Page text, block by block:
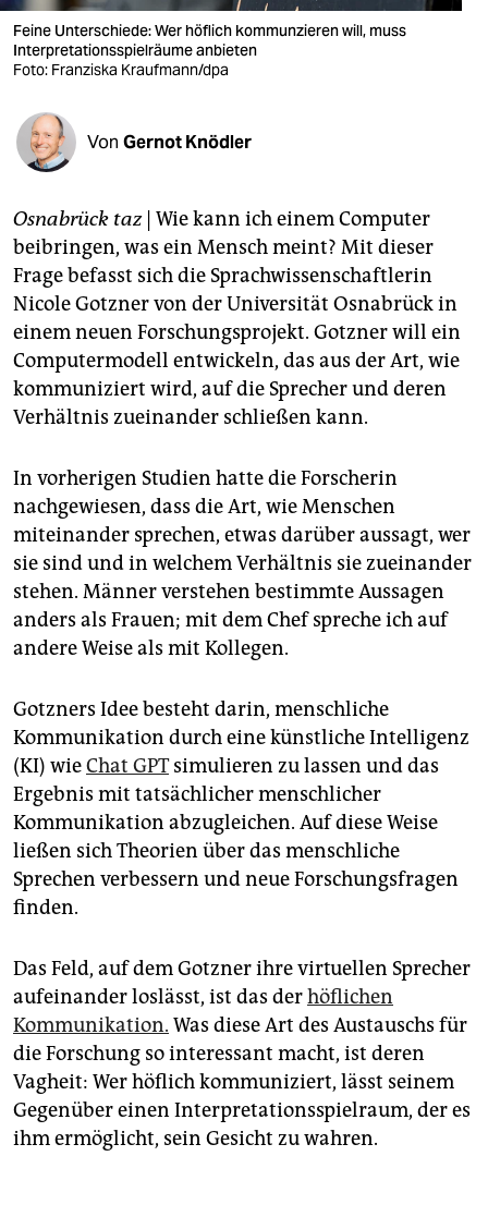
verlag
veranstaltungen
fragen & hilfe
abo
genossenschaft
epaper login
Feine Unterschiede: Wer höflich kommunzieren will, muss
Interpretationsspielräume anbieten
Foto: Franziska Kraufmann/dpa
Von Gernot Knödler
Osnabrück taz| Wie kann ich einem Computer
beibringen, was ein Mensch meint? Mit dieser
Frage befasst sich die Sprachwissenschaftlerin
Nicole Gotzner von der Universität Osnabrück in
einem neuen Forschungsprojekt. Gotzner will ein
Computermodell entwickeln, das aus der Art, wie
kommuniziert wird, auf die Sprecher und deren
Verhältnis zueinander schließen kann.
In vorherigen Studien hatte die Forscherin
nachgewiesen, dass die Art, wie Menschen
miteinander sprechen, etwas darüber aussagt, wer
sie sind und in welchem Verhältnis sie zueinander
stehen. Männer verstehen bestimmte Aussagen
anders als Frauen; mit dem Chef spreche ich auf
andere Weise als mit Kollegen.
Gotzners Idee besteht darin, menschliche
Kommunikation durch eine künstliche Intelligenz
(KI) wieChat GPTsimulieren zu lassen und das
Ergebnis mit tatsächlicher menschlicher
Kommunikation abzugleichen. Auf diese Weise
ließen sich Theorien über das menschliche
Sprechen verbessern und neue Forschungsfragen
finden.
Das Feld, auf dem Gotzner ihre virtuellen Sprecher
aufeinander loslässt, ist das derhöflichen
Kommunikation. Was diese Art des Austauschs für
die Forschung so interessant macht, ist deren
Vagheit: Wer höflich kommuniziert, lässt seinem
Gegenüber einen Interpretationsspielraum, der es
ihm ermöglicht, sein Gesicht zu wahren.